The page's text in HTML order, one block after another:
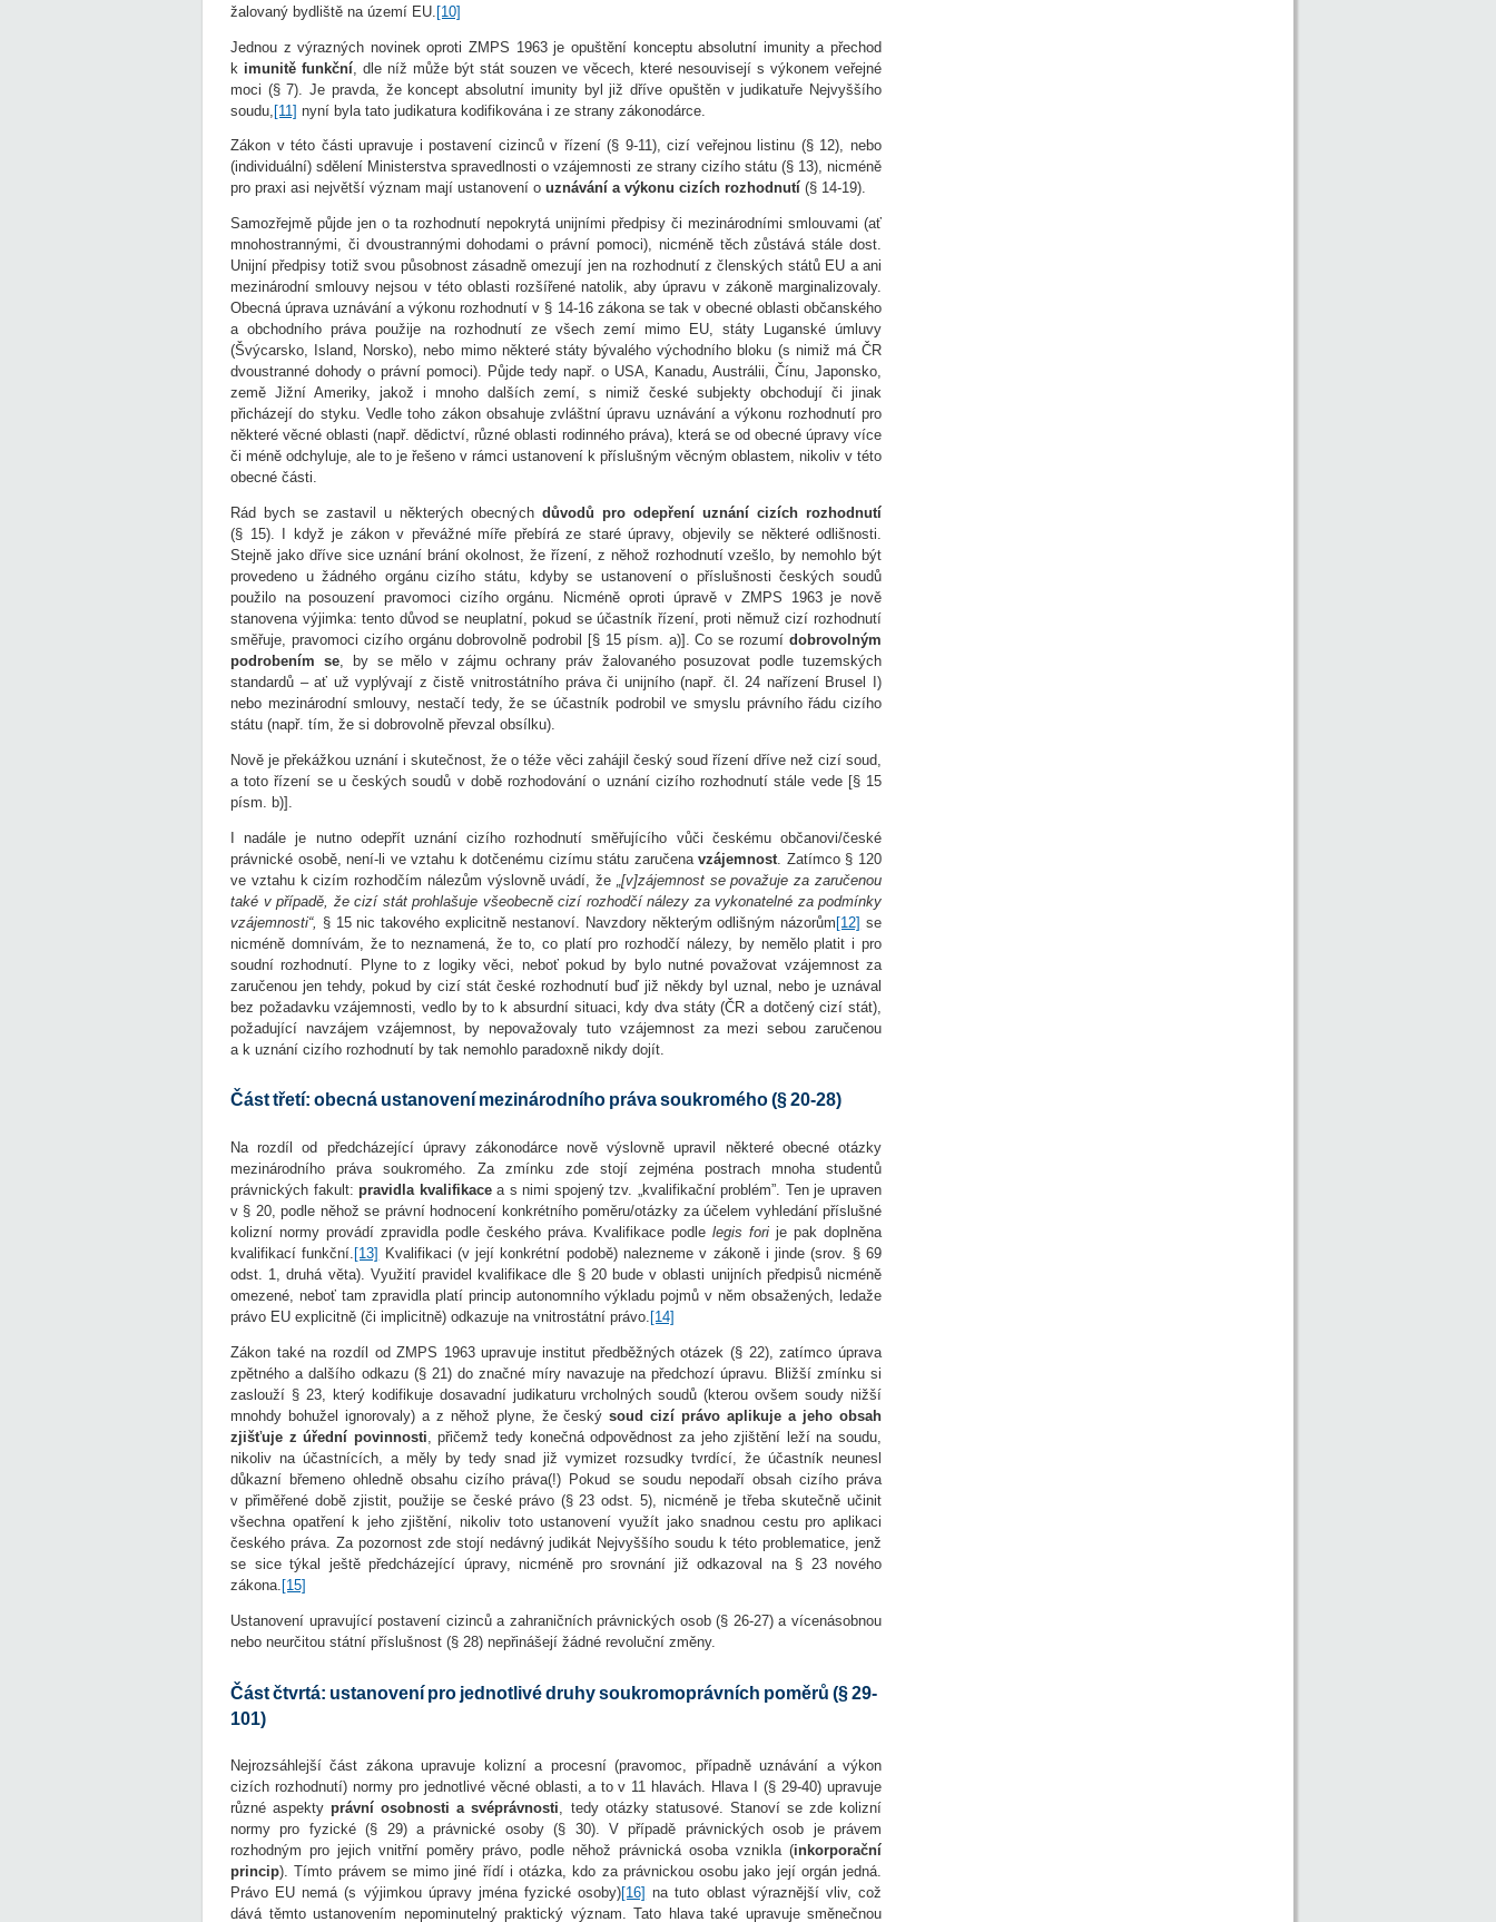
žalovaný bydliště na území EU. [10]
Jednou z výrazných novinek oproti ZMPS 1963 je opuštění konceptu absolutní imunity a přechod
k imunitě funkční , dle níž může být stát souzen ve věcech, které nesouvisejí s výkonem veřejné
moci (§ 7). Je pravda, že koncept absolutní imunity byl již dříve opuštěn v judikatuře Nejvyššího
soudu, [11] nyní byla tato judikatura kodifikována i ze strany zákonodárce.
Zákon v této části upravuje i postavení cizinců v řízení (§ 9-11), cizí veřejnou listinu (§ 12), nebo
(individuální) sdělení Ministerstva spravedlnosti o vzájemnosti ze strany cizího státu (§ 13), nicméně
pro praxi asi největší význam mají ustanovení o uznávání a výkonu cizích rozhodnutí (§ 14-19).
Samozřejmě půjde jen o ta rozhodnutí nepokrytá unijními předpisy či mezinárodními smlouvami (ať
mnohostrannými, či dvoustrannými dohodami o právní pomoci), nicméně těch zůstává stále dost.
Unijní předpisy totiž svou působnost zásadně omezují jen na rozhodnutí z členských států EU a ani
mezinárodní smlouvy nejsou v této oblasti rozšířené natolik, aby úpravu v zákoně marginalizovaly.
Obecná úprava uznávání a výkonu rozhodnutí v § 14-16 zákona se tak v obecné oblasti občanského
a obchodního práva použije na rozhodnutí ze všech zemí mimo EU, státy Luganské úmluvy
(Švýcarsko, Island, Norsko), nebo mimo některé státy bývalého východního bloku (s nimiž má ČR
dvoustranné dohody o právní pomoci). Půjde tedy např. o USA, Kanadu, Austrálii, Čínu, Japonsko,
země Jižní Ameriky, jakož i mnoho dalších zemí, s nimiž české subjekty obchodují či jinak
přicházejí do styku. Vedle toho zákon obsahuje zvláštní úpravu uznávání a výkonu rozhodnutí pro
některé věcné oblasti (např. dědictví, různé oblasti rodinného práva), která se od obecné úpravy více
či méně odchyluje, ale to je řešeno v rámci ustanovení k příslušným věcným oblastem, nikoliv v této
obecné části.
Rád bych se zastavil u některých obecných důvodů pro odepření uznání cizích rozhodnutí
(§ 15). I když je zákon v převážné míře přebírá ze staré úpravy, objevily se některé odlišnosti.
Stejně jako dříve sice uznání brání okolnost, že řízení, z něhož rozhodnutí vzešlo, by nemohlo být
provedeno u žádného orgánu cizího státu, kdyby se ustanovení o příslušnosti českých soudů
použilo na posouzení pravomoci cizího orgánu. Nicméně oproti úpravě v ZMPS 1963 je nově
stanovena výjimka: tento důvod se neuplatní, pokud se účastník řízení, proti němuž cizí rozhodnutí
směřuje, pravomoci cizího orgánu dobrovolně podrobil [§ 15 písm. a)]. Co se rozumí dobrovolným
podrobením se, by se mělo v zájmu ochrany práv žalovaného posuzovat podle tuzemských
standardů – ať už vyplývají z čistě vnitrostátního práva či unijního (např. čl. 24 nařízení Brusel I)
nebo mezinárodní smlouvy, nestačí tedy, že se účastník podrobil ve smyslu právního řádu cizího
státu (např. tím, že si dobrovolně převzal obsílku).
Nově je překážkou uznání i skutečnost, že o téže věci zahájil český soud řízení dříve než cizí soud,
a toto řízení se u českých soudů v době rozhodování o uznání cizího rozhodnutí stále vede [§ 15
písm. b)].
I nadále je nutno odepřít uznání cizího rozhodnutí směřujícího vůči českému občanovi/české
právnické osobě, není-li ve vztahu k dotčenému cizímu státu zaručenavzájemnost . Zatímco § 120
ve vztahu k cizím rozhodčím nálezům výslovně uvádí, že „[v]zájemnost se považuje za zaručenou
také v případě, že cizí stát prohlašuje všeobecně cizí rozhodčí nálezy za vykonatelné za podmínky
vzájemnosti“, § 15 nic takového explicitně nestanoví. Navzdory některým odlišným názorům[12] se
nicméně domnívám, že to neznamená, že to, co platí pro rozhodčí nálezy, by nemělo platit i pro
soudní rozhodnutí. Plyne to z logiky věci, neboť pokud by bylo nutné považovat vzájemnost za
zaručenou jen tehdy, pokud by cizí stát české rozhodnutí buď již někdy byl uznal, nebo je uznával
bez požadavku vzájemnosti, vedlo by to k absurdní situaci, kdy dva státy (ČR a dotčený cizí stát),
požadující navzájem vzájemnost, by nepovažovaly tuto vzájemnost za mezi sebou zaručenou
a k uznání cizího rozhodnutí by tak nemohlo paradoxně nikdy dojít.
Část třetí: obecná ustanovení mezinárodního práva soukromého (§ 20-28)
Na rozdíl od předcházející úpravy zákonodárce nově výslovně upravil některé obecné otázky
mezinárodního práva soukromého. Za zmínku zde stojí zejména postrach mnoha studentů
právnických fakult:pravidla kvalifikacea s nimi spojený tzv. „kvalifikační problém”. Ten je upraven
v § 20, podle něhož se právní hodnocení konkrétního poměru/otázky za účelem vyhledání příslušné
kolizní normy provádí zpravidla podle českého práva. Kvalifikace podle legis forije pak doplněna
kvalifikací funkční. [13]
Kvalifikaci (v její konkrétní podobě) nalezneme v zákoně i jinde (srov. § 69
odst. 1, druhá věta). Využití pravidel kvalifikace dle § 20 bude v oblasti unijních předpisů nicméně
omezené, neboť tam zpravidla platí princip autonomního výkladu pojmů v něm obsažených, ledaže
právo EU explicitně (či implicitně) odkazuje na vnitrostátní právo. [14]
Zákon také na rozdíl od ZMPS 1963 upravuje institut předběžných otázek (§ 22), zatímco úprava
zpětného a dalšího odkazu (§ 21) do značné míry navazuje na předchozí úpravu. Bližší zmínku si
zaslouží § 23, který kodifikuje dosavadní judikaturu vrcholných soudů (kterou ovšem soudy nižší
mnohdy bohužel ignorovaly) a z něhož plyne, že českýsoud cizí právo aplikuje a jeho obsah
zjišťuje z úřední povinnosti , přičemž tedy konečná odpovědnost za jeho zjištění leží na soudu,
nikoliv na účastnících, a měly by tedy snad již vymizet rozsudky tvrdící, že účastník neunesl
důkazní břemeno ohledně obsahu cizího práva(!) Pokud se soudu nepodaří obsah cizího práva
v přiměřené době zjistit, použije se české právo (§ 23 odst. 5), nicméně je třeba skutečně učinit
všechna opatření k jeho zjištění, nikoliv toto ustanovení využít jako snadnou cestu pro aplikaci
českého práva. Za pozornost zde stojí nedávný judikát Nejvyššího soudu k této problematice, jenž
se sice týkal ještě předcházející úpravy, nicméně pro srovnání již odkazoval na § 23 nového
zákona. [15]
Ustanovení upravující postavení cizinců a zahraničních právnických osob (§ 26-27) a vícenásobnou
nebo neurčitou státní příslušnost (§ 28) nepřinášejí žádné revoluční změny.
Část čtvrtá: ustanovení pro jednotlivé druhy soukromoprávních poměrů (§ 29-
101)
Nejrozsáhlejší část zákona upravuje kolizní a procesní (pravomoc, případně uznávání a výkon
cizích rozhodnutí) normy pro jednotlivé věcné oblasti, a to v 11 hlavách. Hlava I (§ 29-40) upravuje
různé aspektyprávní osobnosti a svéprávnosti, tedy otázky statusové. Stanoví se zde kolizní
normy pro fyzické (§ 29) a právnické osoby (§ 30). V případě právnických osob je právem
rozhodným pro jejich vnitřní poměry právo, podle něhož právnická osoba vznikla (inkorporační
princip). Tímto právem se mimo jiné řídí i otázka, kdo za právnickou osobu jako její orgán jedná.
Právo EU nemá (s výjimkou úpravy jména fyzické osoby)[16] na tuto oblast výraznější vliv, což
dává těmto ustanovením nepominutelný praktický význam. Tato hlava také upravuje směnečnou